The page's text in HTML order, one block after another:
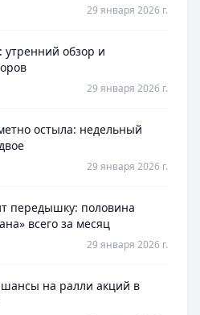
29 января 2026 г.
утренний обзор и
29 января 2026 г.
остыла: недельный
29 января 2026 г.
передышку: половина
всего за месяц
29 января 2026 г.
шансы на ралли акций в